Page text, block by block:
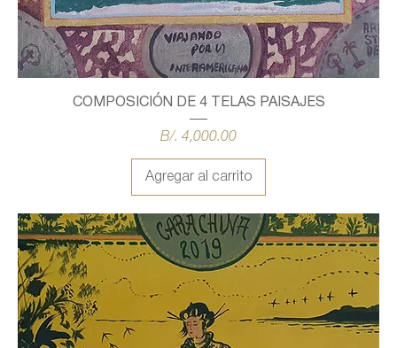
COMPOSICIÓN DE 4 TELAS PAISAJES
Precio
B/. 4,000.00
Agregar al carrito